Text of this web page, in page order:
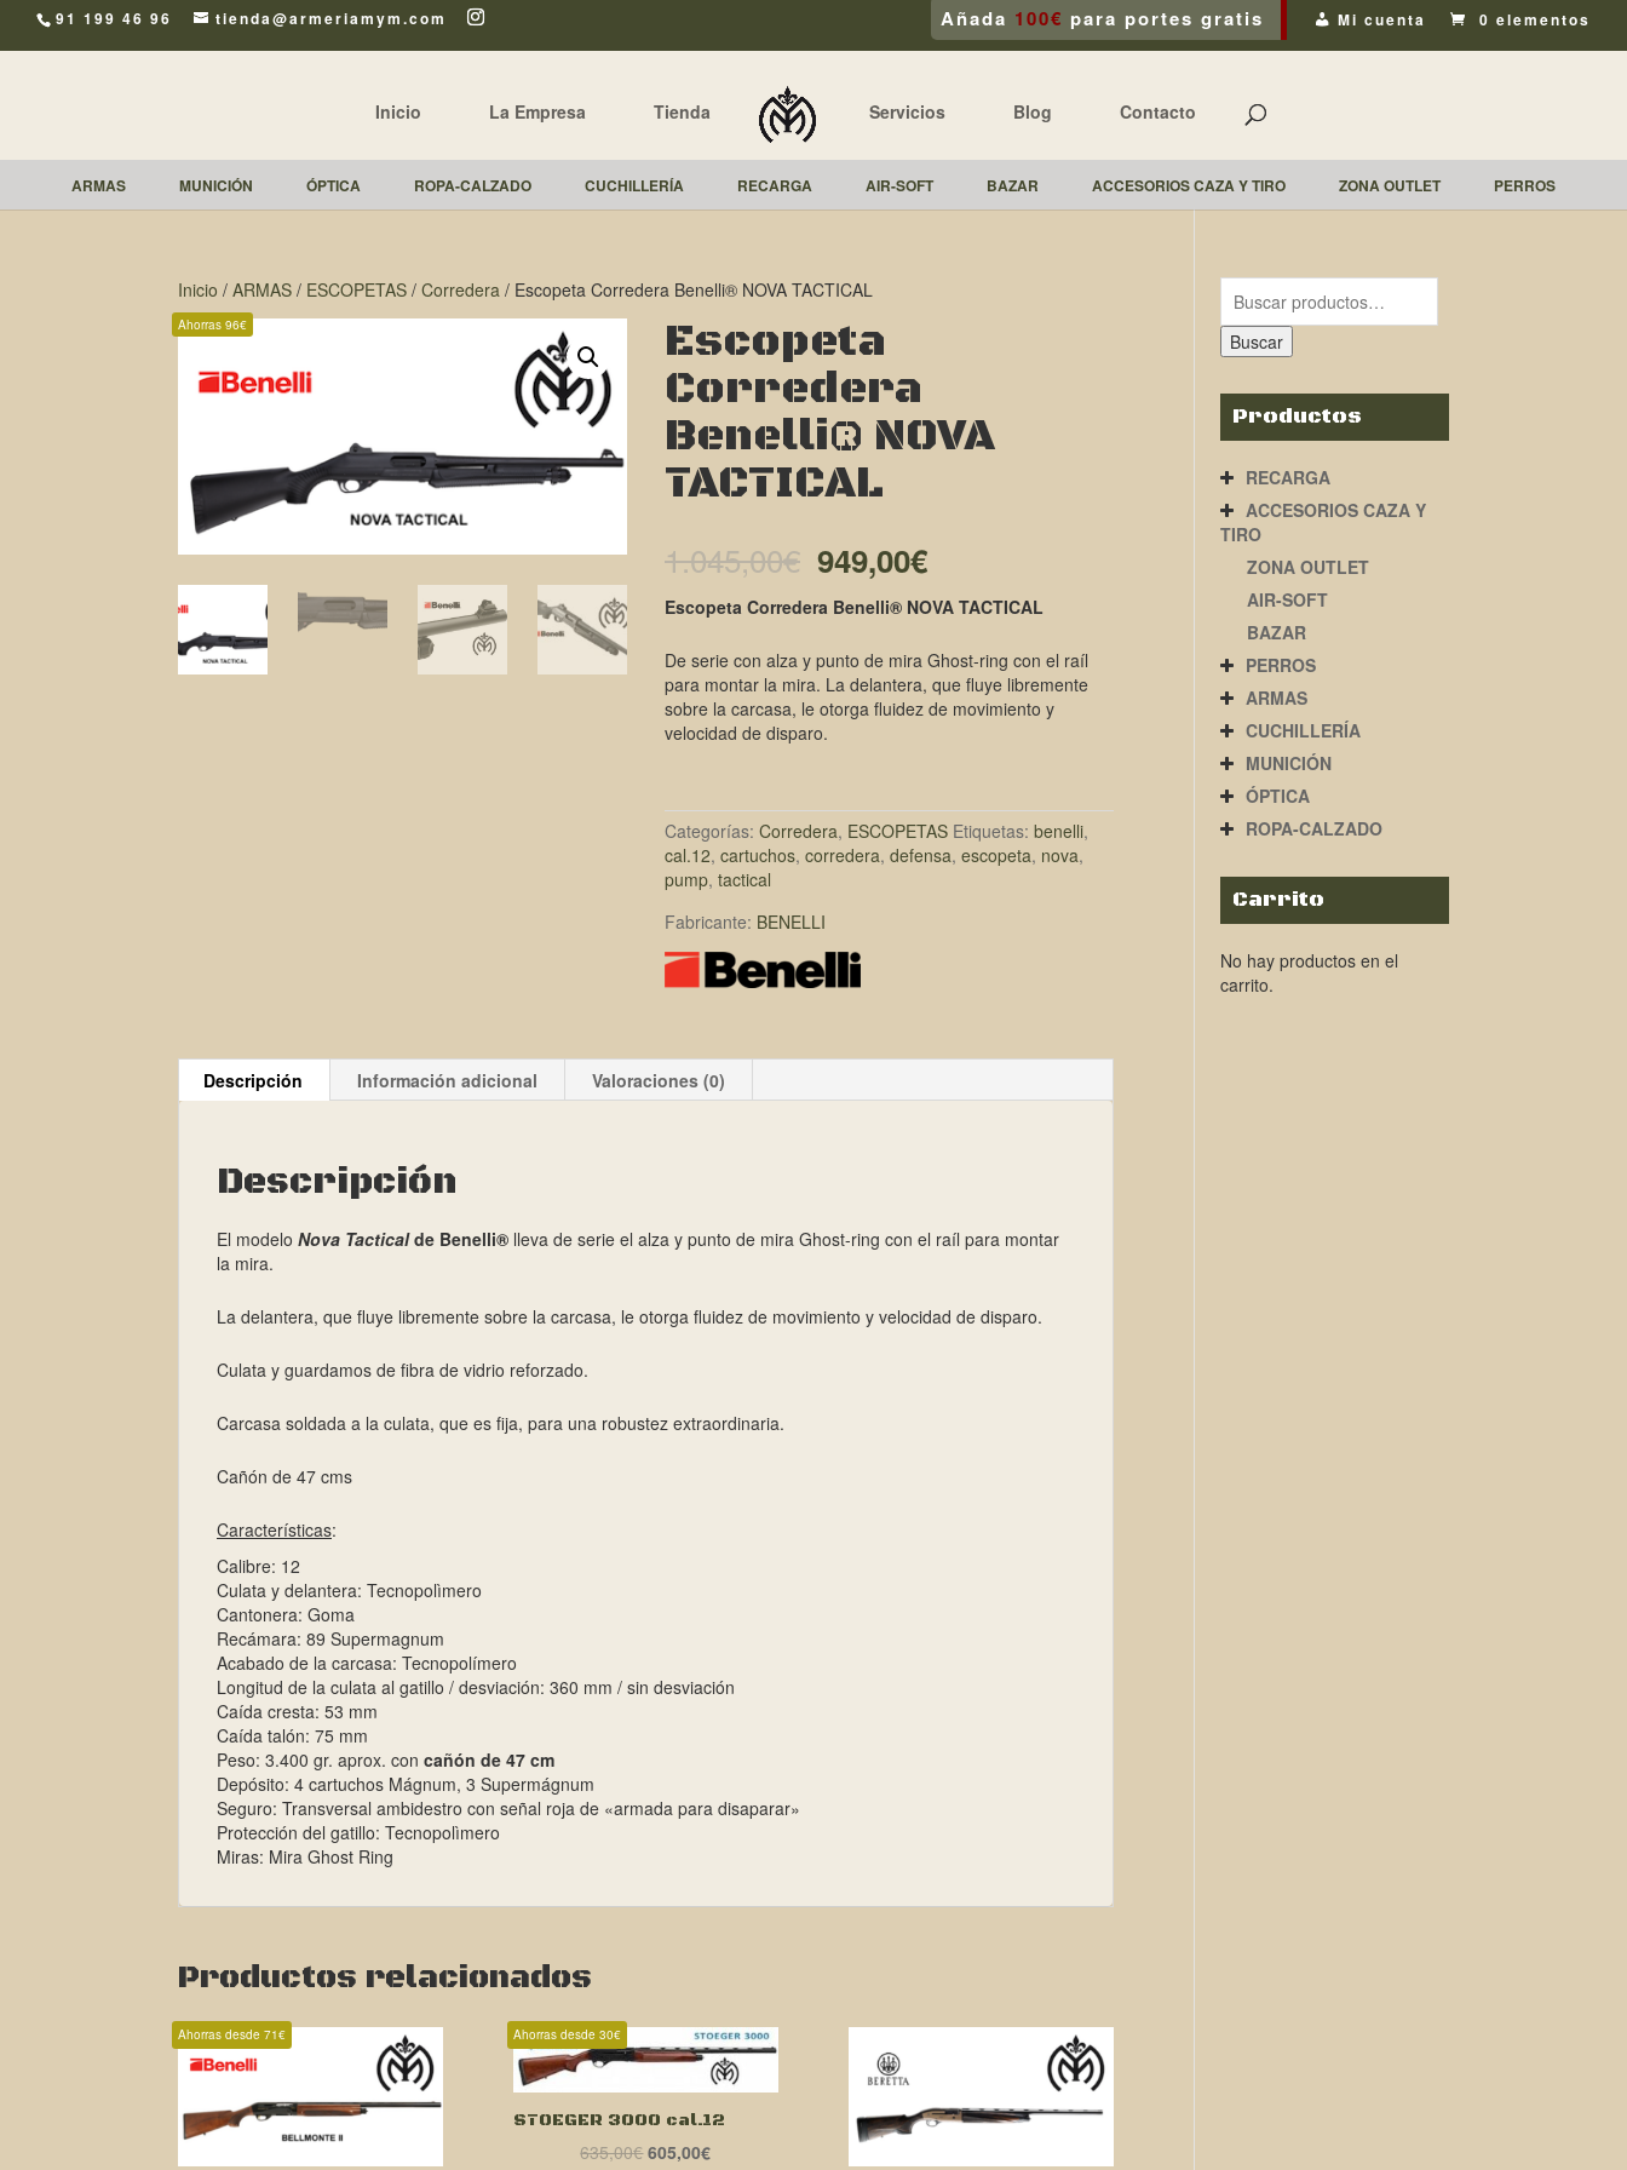
91 199 46 96 tienda@armeriamym.com Añada 100€ para portes gratis Mi cuenta 0 elementos
Inicio La Empresa Tienda Servicios Blog Contacto
ARMAS MUNICIÓN ÓPTICA ROPA-CALZADO CUCHILLERÍA RECARGA AIR-SOFT BAZAR ACCESORIOS CAZA Y TIRO ZONA OUTLET PERROS
Inicio / ARMAS / ESCOPETAS / Corredera / Escopeta Corredera Benelli® NOVA TACTICAL
Ahorras 96€
Escopeta
Corredera
Benelli® NOVA
TACTICAL
1.045,00€ El
precio
original
era:
1.045,00€.
949,00€El
precio
actual
es:
Escopeta Corredera Benelli® NOVA TACTICAL
De serie con alza y punto de mira Ghost-ring con el raíl
para montar la mira. La delantera, que fluye libremente
sobre la carcasa, le otorga fluidez de movimiento y
velocidad de disparo.
Categorías: Corredera, ESCOPETAS Etiquetas: benelli,
cal.12, cartuchos, corredera, defensa, escopeta, nova,
pump, tactical
Fabricante: BENELLI
Descripción Información adicional Valoraciones (0)
Descripción
El modelo Nova Tacticalde Benelli® lleva de serie el alza y punto de mira Ghost-ring con el raíl para montar
la mira.
La delantera, que fluye libremente sobre la carcasa, le otorga fluidez de movimiento y velocidad de disparo.
Culata y guardamos de fibra de vidrio reforzado.
Carcasa soldada a la culata, que es fija, para una robustez extraordinaria.
Cañón de 47 cms
Características:
Calibre: 12
Culata y delantera: Tecnopolìmero
Cantonera: Goma
Recámara: 89 Supermagnum
Acabado de la carcasa: Tecnopolímero
Longitud de la culata al gatillo / desviación: 360 mm / sin desviación
Caída cresta: 53 mm
Caída talón: 75 mm
Peso: 3.400 gr. aprox. con cañón de 47 cm
Depósito: 4 cartuchos Mágnum, 3 Supermágnum
Seguro: Transversal ambidestro con señal roja de «armada para disaparar»
Protección del gatillo: Tecnopolìmero
Miras: Mira Ghost Ring
Productos relacionados
Ahorras desde 71€ Ahorras desde 30€
STOEGER 3000 cal.12
635,00€El
605,00€El
Buscar
Productos
RECARGA
ACCESORIOS CAZA Y
TIRO
ZONA OUTLET
AIR-SOFT
BAZAR
PERROS
ARMAS
CUCHILLERÍA
MUNICIÓN
ÓPTICA
ROPA-CALZADO
Carrito
No hay productos en el
carrito.